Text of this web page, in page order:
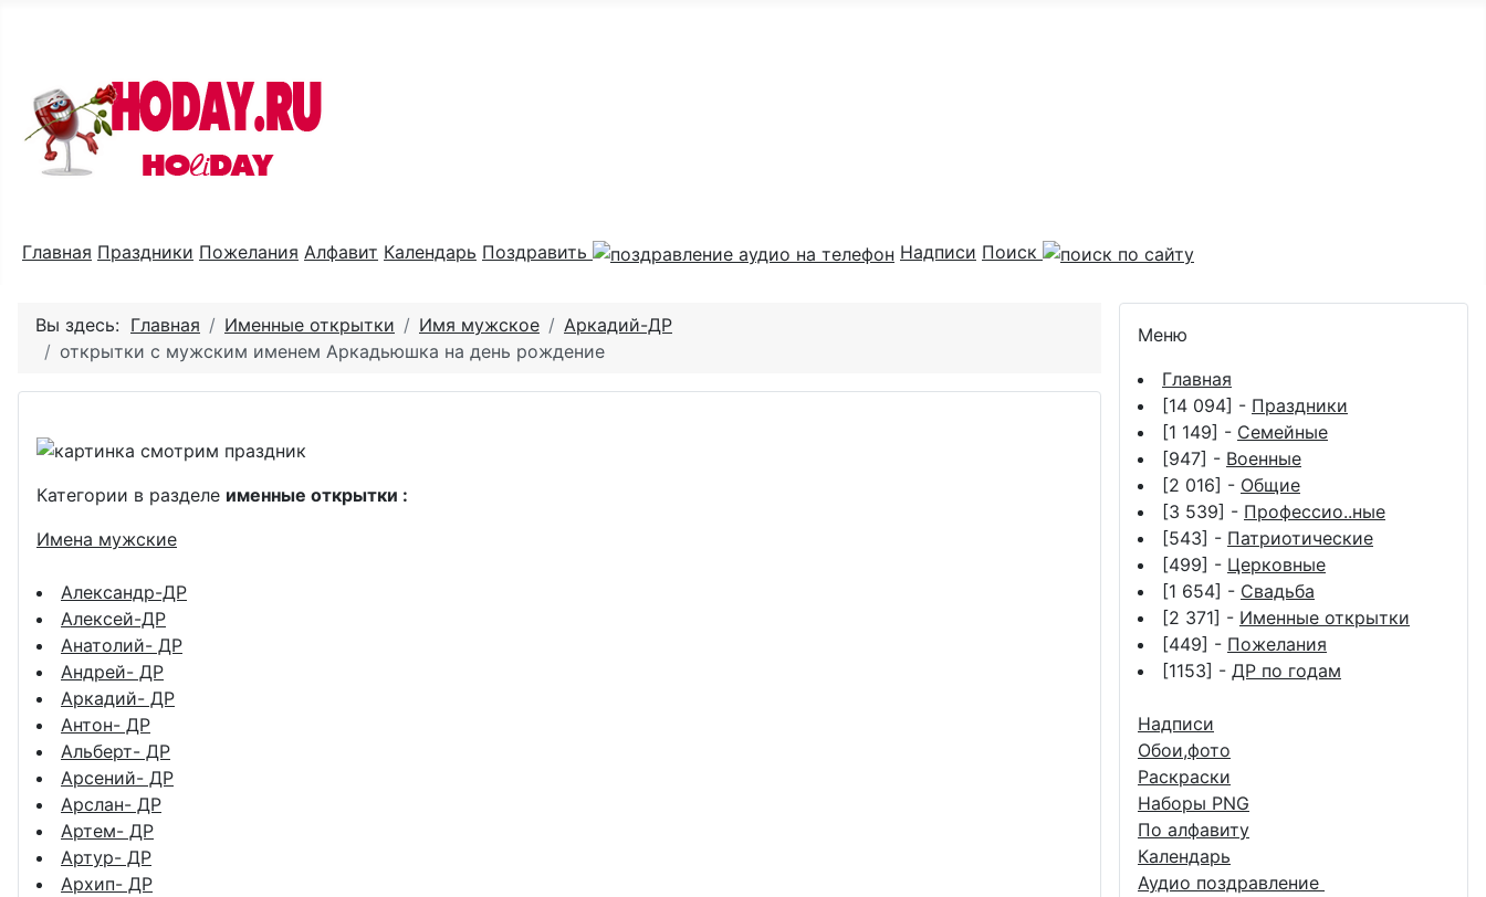
Главная Праздники Пожелания Алфавит Календарь Поздравить Надписи Поиск
Вы здесь: Главная Именные открытки Имя мужское
Аркадий-ДР
открытки с мужским именем Аркадьюшка на день рождение
Категории в разделе именные открытки :
Имена мужские
Александр-ДР
Алексей-ДР
Анатолий- ДР
Андрей- ДР
Аркадий- ДР
Антон- ДР
Альберт- ДР
Арсений- ДР
Арслан- ДР
Артем- ДР
Артур- ДР
Архип- ДР
Меню
Главная
[14 094] - Праздники
[1 149] - Семейные
[947] - Военные
[2 016] - Общие
[3 539] - Профессио..ные
[543] - Патриотические
[499] - Церковные
[1 654] - Свадьба
[2 371] - Именные открытки
[449] - Пожелания
[1153] - ДР по годам
Надписи
Обои,фото
Раскраски
Наборы PNG
По алфавиту
Календарь
Аудио поздравление